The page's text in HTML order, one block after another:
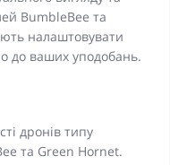
BumbleBee та
налаштовувати
до ваших уподобань.​
дронів типу
та Green Hornet.​